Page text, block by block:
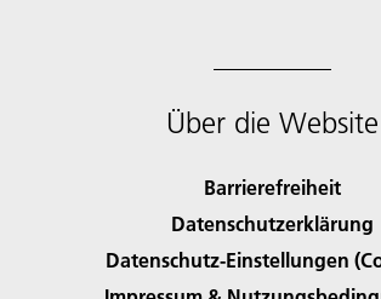
Über die Website
Barrierefreiheit
Datenschutzerklärung
Datenschutz-Einstellungen